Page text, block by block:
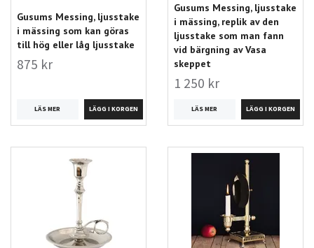
Gusums Messing, ljusstake
i mässing som kan göras
till hög eller låg ljusstake
875 kr
LÄS MER
Gusums Messing, ljusstake
i mässing, replik av den
ljusstake som man fann
vid bärgning av Vasa
skeppet
1 250 kr
LÄS MER